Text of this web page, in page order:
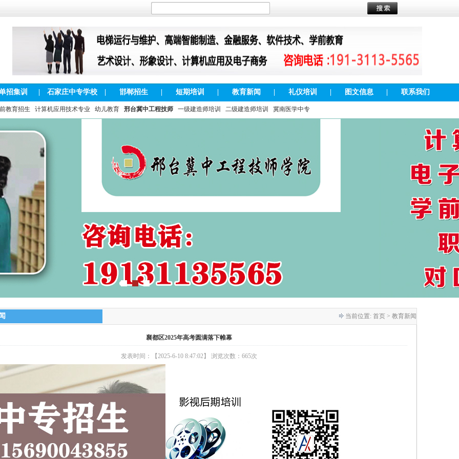
招集训 石家庄中专学校 邯郸招生 短期培训 教育新闻 礼仪培训 图文信息 联系我们
教育招生 计算机应用技术专业 幼儿教育 邢台冀中工程技师 一级建造师培训 二级建造师培训 冀南医学中专
当前位置: 首页 > 教育新闻
襄都区2025年高考圆满落下帷幕
发表时间：【2025-6-10 8:47:02】 浏览次数：665次